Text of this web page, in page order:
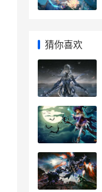
猜你喜欢